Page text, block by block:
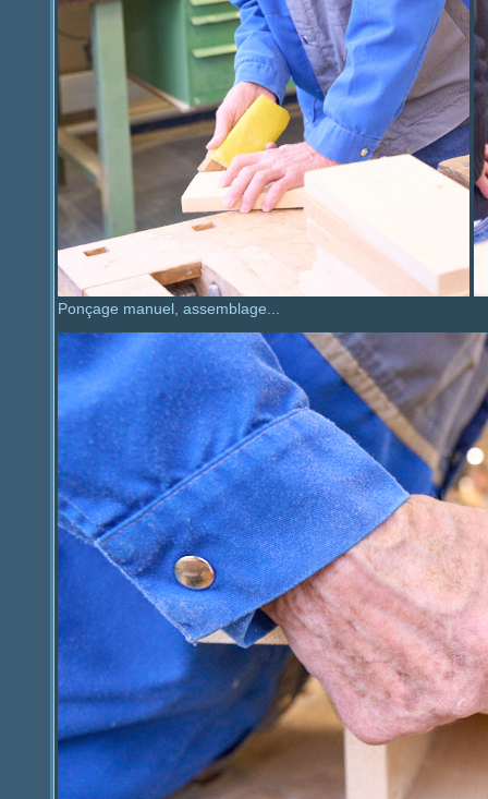
Ponçage manuel, assemblage...